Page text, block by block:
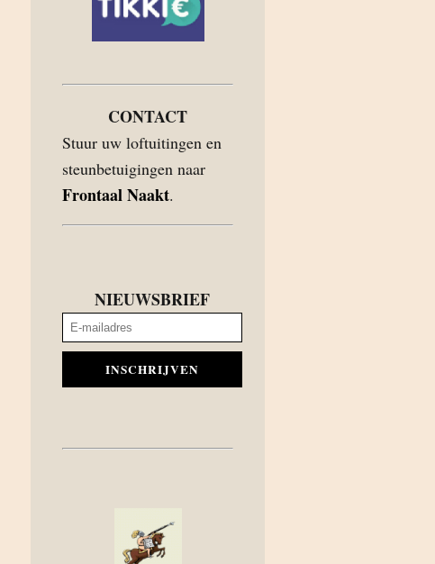
CONTACT
Stuur uw loftuitingen en
steunbetuigingen naar
Frontaal Naakt.
NIEUWSBRIEF
INSCHRIJVEN